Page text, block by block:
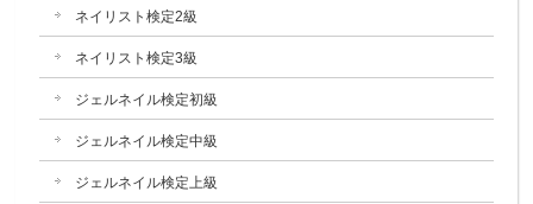
ネイリスト検定2級
ネイリスト検定3級
ジェルネイル検定初級
ジェルネイル検定中級
ジェルネイル検定上級